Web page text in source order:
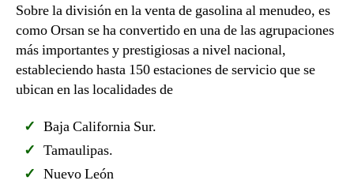
Sobre la división en la venta de gasolina al menudeo, es
como Orsan se ha convertido en una de las agrupaciones
más importantes y prestigiosas a nivel nacional,
estableciendo hasta 150 estaciones de servicio que se
ubican en las localidades de
Baja California Sur.
Tamaulipas.
Nuevo León